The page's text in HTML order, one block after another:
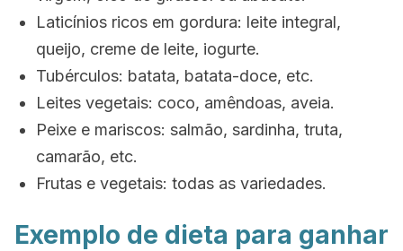
Laticínios ricos em gordura: leite integral,
queijo, creme de leite, iogurte.
Tubérculos: batata, batata-doce, etc.
Leites vegetais: coco, amêndoas, aveia.
Peixe e mariscos: salmão, sardinha, truta,
camarão, etc.
Frutas e vegetais: todas as variedades.
Exemplo de dieta para ganhar